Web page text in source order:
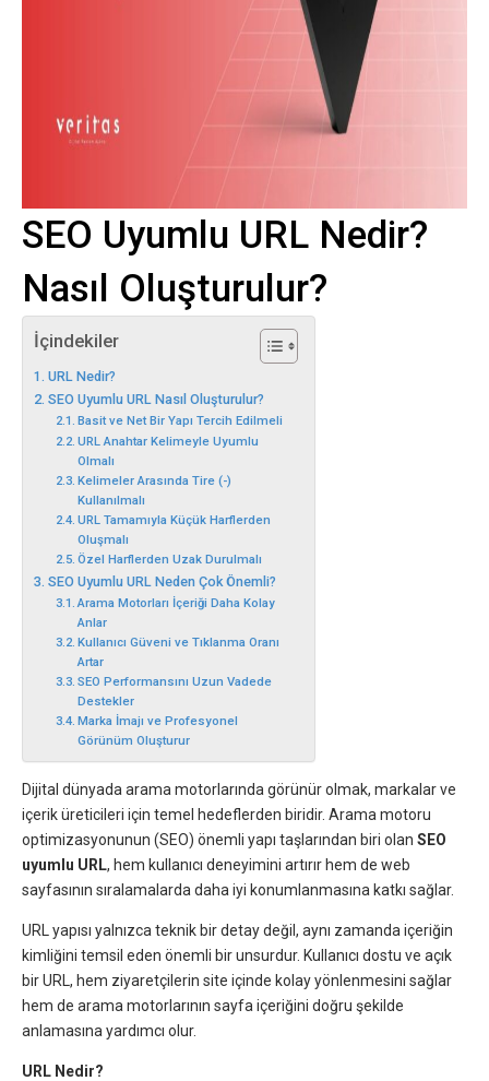
SEO Uyumlu URL Nedir?
Nasıl Oluşturulur?
İçindekiler
URL Nedir?
SEO Uyumlu URL Nasıl Oluşturulur?
Basit ve Net Bir Yapı Tercih Edilmeli
URL Anahtar Kelimeyle Uyumlu
Olmalı
Kelimeler Arasında Tire (-)
Kullanılmalı
URL Tamamıyla Küçük Harflerden
Oluşmalı
Özel Harflerden Uzak Durulmalı
SEO Uyumlu URL Neden Çok Önemli?
Arama Motorları İçeriği Daha Kolay
Anlar
Kullanıcı Güveni ve Tıklanma Oranı
Artar
SEO Performansını Uzun Vadede
Destekler
Marka İmajı ve Profesyonel
Görünüm Oluşturur
Dijital dünyada arama motorlarında görünür olmak, markalar ve
içerik üreticileri için temel hedeflerden biridir. Arama motoru
optimizasyonunun (SEO) önemli yapı taşlarından biri olan SEO
uyumlu URL, hem kullanıcı deneyimini artırır hem de web
sayfasının sıralamalarda daha iyi konumlanmasına katkı sağlar.
URL yapısı yalnızca teknik bir detay değil, aynı zamanda içeriğin
kimliğini temsil eden önemli bir unsurdur. Kullanıcı dostu ve açık
bir URL, hem ziyaretçilerin site içinde kolay yönlenmesini sağlar
hem de arama motorlarının sayfa içeriğini doğru şekilde
anlamasına yardımcı olur.
URL Nedir?